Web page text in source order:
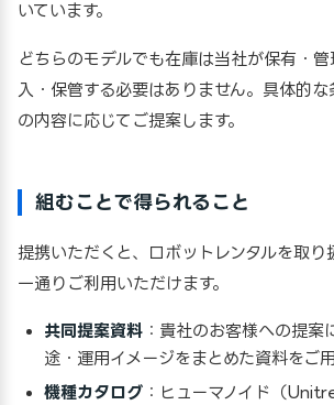
いています。
どちらのモデルでも在庫は当社が保有・
入・保管する必要はありません。具体的
の内容に応じてご提案します。
組むことで得られること
提携いただくと、ロボットレンタルを取
一通りご利用いただけます。
共同提案資料 ：貴社のお客様への提
途・運用イメージをまとめた資料をご用
機種カタログ ：ヒューマノイド（